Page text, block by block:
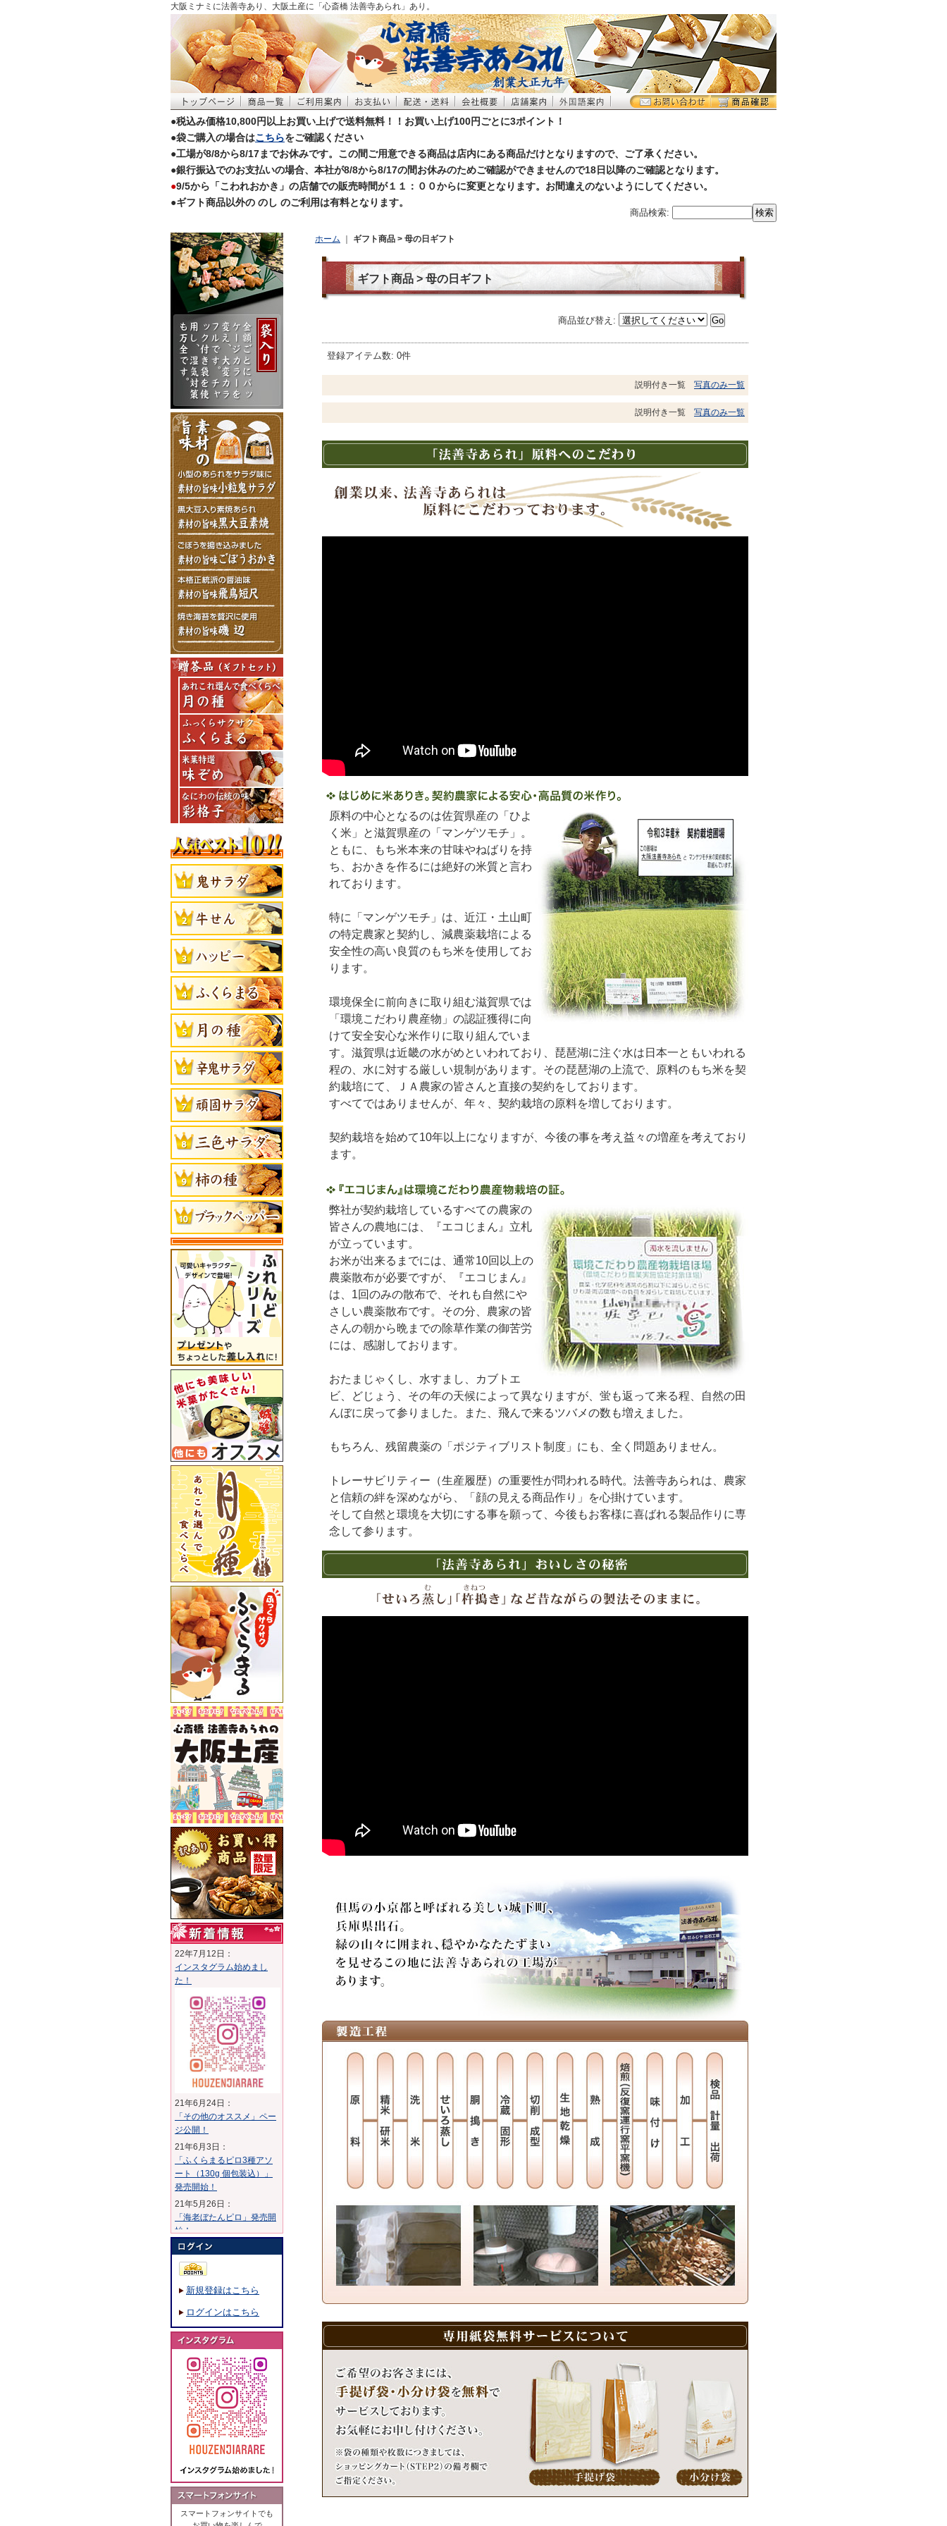
大阪ミナミに法善寺あり、大阪土産に「心斎橋 法善寺あられ」あり。
●税込み価格10,800円以上お買い上げで送料無料！！お買い上げ100円ごとに3ポイント！
●袋ご購入の場合はこちらをご確認ください
●工場が8/8から8/17までお休みです。この間ご用意できる商品は店内にある商品だけとなりますので、ご了承ください。
●銀行振込でのお支払いの場合、本社が8/8から8/17の間お休みのためご確認ができませんので18日以降のご確認となります。
●9/5から「こわれおかき」の店舗での販売時間が１１：００からに変更となります。お間違えのないようにしてください。
●ギフト商品以外の のし のご利用は有料となります。
商品検索:
22年7月12日：
インスタグラム始めまし
た！
21年6月24日：
「その他のオススメ」ペー
ジ公開！
21年6月3日：
「ふくらまるピロ3種アソ
ート（130g 個包装込）」
発売開始！
21年5月26日：
「海老ぼたんピロ」発売開
始！
20年10月30日：
20年8月11日：
「穂錦」発売開始！
19年7月15日：
まる」発売開始！
19年1月28日：
「海鮮のあられ」発売開
始！
18年8月7日：
「撰米あられ」発売開始！
18年5月18日：
「ひび割れ醤油味」発売開
始！
18年3月5日：
「大阪風景あられ」発売開
始！
17年11月16日：
「こげめしつぶ煎」発売開
新規登録はこちら
ログインはこちら
スマートフォンサイトでも
ホーム ギフト商品 > 母の日ギフト
ギフト商品 > 母の日ギフト
商品並び替え :
登録アイテム数: 0件
説明付き一覧 写真のみ一覧
説明付き一覧 写真のみ一覧
原料の中心となるのは佐賀県産の「ひよ
く米」と滋賀県産の「マンゲツモチ」。
ともに、もち米本来の甘味やねばりを持
ち、おかきを作るには絶好の米質と言わ
れております。
特に「マンゲツモチ」は、近江・土山町
の特定農家と契約し、減農薬栽培による
安全性の高い良質のもち米を使用してお
ります。
環境保全に前向きに取り組む滋賀県では
「環境こだわり農産物」の認証獲得に向
けて安全安心な米作りに取り組んでいま
す。滋賀県は近畿の水がめといわれており、琵琶湖に注ぐ水は日本一ともいわれる
程の、水に対する厳しい規制があります。その琵琶湖の上流で、原料のもち米を契
約栽培にて、ＪＡ農家の皆さんと直接の契約をしております。
すべてではありませんが、年々、契約栽培の原料を増しております。
契約栽培を始めて10年以上になりますが、今後の事を考え益々の増産を考えており
ます。
弊社が契約栽培しているすべての農家の
皆さんの農地には、『エコじまん』立札
が立っています。
お米が出来るまでには、通常10回以上の
農薬散布が必要ですが、『エコじまん』
は、1回のみの散布で、それも自然にや
さしい農薬散布です。その分、農家の皆
さんの朝から晩までの除草作業の御苦労
には、感謝しております。
おたまじゃくし、水すまし、カブトエ
ビ、どじょう、その年の天候によって異なりますが、蛍も返って来る程、自然の田
んぼに戻って参りました。また、飛んで来るツバメの数も増えました。
もちろん、残留農薬の「ポジティブリスト制度」にも、全く問題ありません。
トレーサビリティー（生産履歴）の重要性が問われる時代。法善寺あられは、農家
と信頼の絆を深めながら、「顔の見える商品作り」を心掛けています。
そして自然と環境を大切にする事を願って、今後もお客様に喜ばれる製品作りに専
念して参ります。